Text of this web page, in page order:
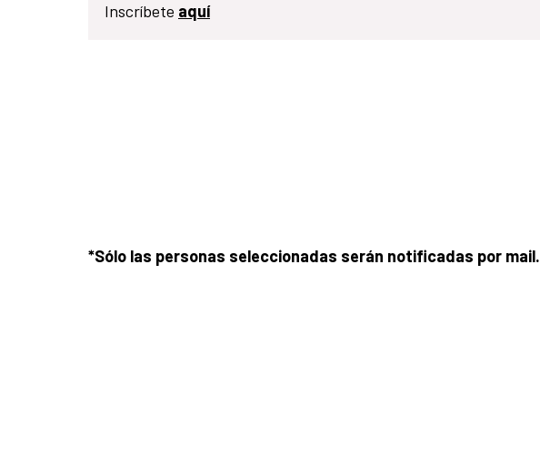
Inscríbete aquí
*Sólo las personas seleccionadas serán notificadas por mail.